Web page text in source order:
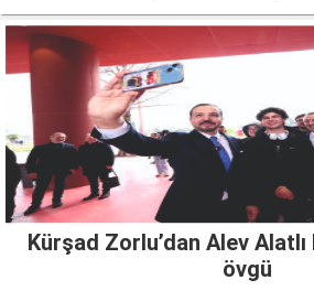
Kürşad Zorlu’dan Alev Alatlı
övgü